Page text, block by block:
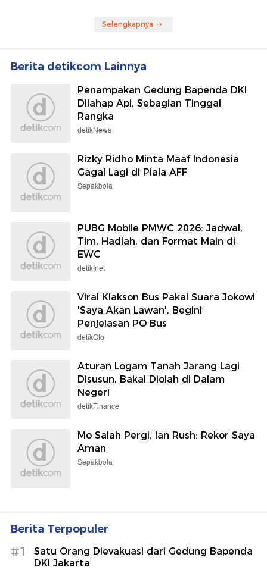
Selengkapnya
Berita detikcom Lainnya
Penampakan Gedung Bapenda DKI
Dilahap Api, Sebagian Tinggal
Rangka
detikNews
Rizky Ridho Minta Maaf Indonesia
Gagal Lagi di Piala AFF
Sepakbola
PUBG Mobile PMWC 2026: Jadwal,
Tim, Hadiah, dan Format Main di
EWC
detikInet
Viral Klakson Bus Pakai Suara Jokowi
'Saya Akan Lawan', Begini
Penjelasan PO Bus
detikOto
Aturan Logam Tanah Jarang Lagi
Disusun, Bakal Diolah di Dalam
Negeri
detikFinance
Mo Salah Pergi, Ian Rush: Rekor Saya
Aman
Sepakbola
Berita Terpopuler
#1
Satu Orang Dievakuasi dari Gedung Bapenda
DKI Jakarta